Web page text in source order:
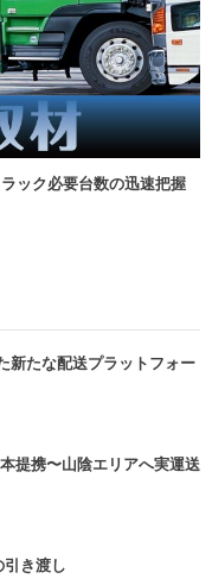
ック必要台数の迅速把握
新たな配送プラットフォー
提携〜山陰エリアへ実運送
き渡し